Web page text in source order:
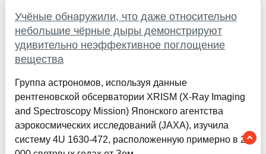
Учёные обнаружили, что даже относительно
небольшие чёрные дыры демонстрируют
удивительно неэффективное поглощение
вещества
Группа астрономов, используя данные
рентгеновской обсерватории XRISM (X-Ray Imaging
and Spectroscopy Mission) Японского агентства
аэрокосмических исследований (JAXA), изучила
систему 4U 1630-472, расположенную примерно в 26